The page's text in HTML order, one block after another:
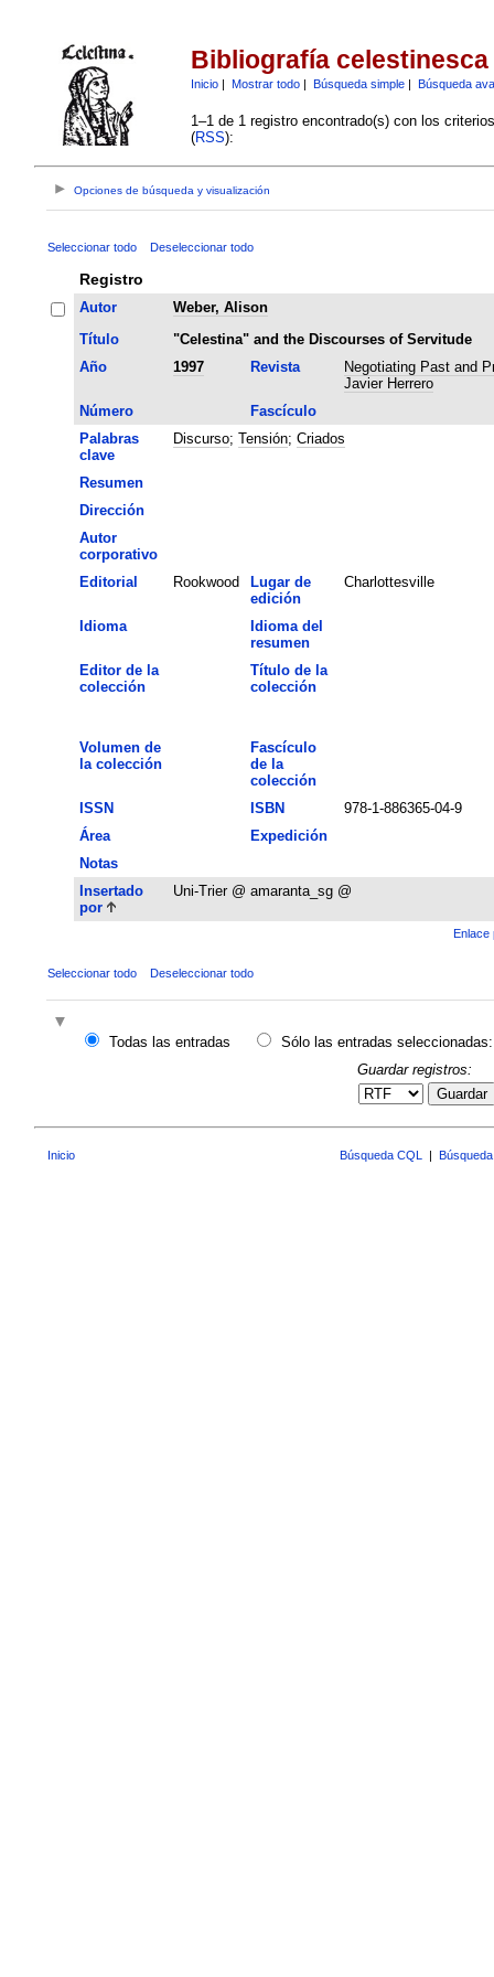
Bibliografía celestinesca
Inicio| Mostrar todo| Búsqueda simple| Búsqueda
1–1 de 1 registro encontrado(s) con los
(RSS):
Opciones de búsqueda y visualización
Seleccionar todo Deseleccionar todo
Registro
Autor
Weber, Alison
Título
"Celestina" and the Discourses of Servitude
Año
1997 Revista
Negotiating Past and
Javier Herrero
Número
Fascículo
Palabras
clave
Discurso; Tensión; Criados
Resumen
Dirección
Autor
corporativo
Editorial
Rookwood
Lugar de
edición
Charlottesville
Idioma
Idioma del
resumen
Editor de la
colección
Título de la
colección
Volumen de
la colección
Fascículo
de la
colección
ISSN
ISBN
978-1-886365-04-9
Área
Expedición
Notas
Insertado
por
Uni-Trier @ amaranta_sg @
Enlace
Seleccionar todo Deseleccionar todo
Todas las entradas
Sólo las entradas seleccionadas:
Guardar registros:
Guardar
Inicio Búsqueda CQL